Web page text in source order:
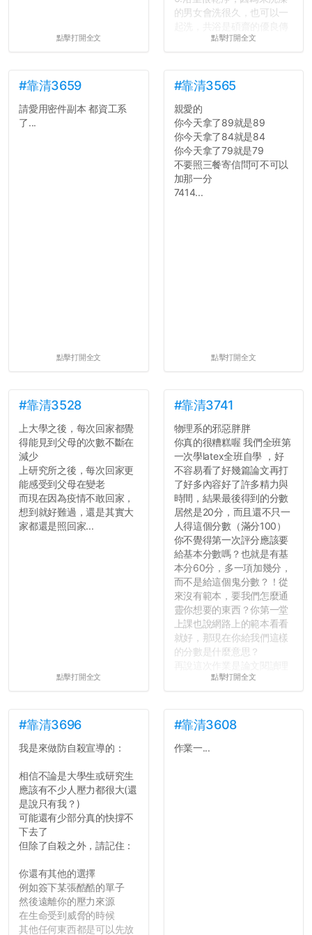
點擊打開全文
的男女會洗很久，也可以一
舍房間，都歡迎留言讓我知
道...
點擊打開全文
#靠清3659
請愛用密件副本 都資工系
了...
點擊打開全文
#靠清3565
親愛的
你今天拿了89就是89
你今天拿了84就是84
你今天拿了79就是79
不要照三餐寄信問可不可以
加那一分
7414...
點擊打開全文
#靠清3528
上大學之後，每次回家都覺
得能見到父母的次數不斷在
減少
上研究所之後，每次回家更
能感受到父母在變老
而現在因為疫情不敢回家，
想到就好難過，還是其實大
家都還是照回家...
點擊打開全文
#靠清3741
物理系的邪惡胖胖
你真的很糟糕喔 我們全班第
一次學latex全班自學 ，好
不容易看了好幾篇論文再打
了好多內容好了許多精力與
時間，結果最後得到的分數
居然是20分，而且還不只一
人得這個分數（滿分100）
你不覺得第一次評分應該要
給基本分數嗎？也就是有基
本分60分，多一項加幾分，
而不是給這個鬼分數？！從
來沒有範本，要我們怎麼通
靈你想要的東西？你第一堂
上課也說網路上的範本看看
就好，那現在你給我們這樣
的分數是什麼意思？
解與評論，既然已經寫下實
對論文的評論10分？！...
點擊打開全文
#靠清3696
我是來做防自殺宣導的：
相信不論是大學生或研究生
應該有不少人壓力都很大(還
是說只有我？)
可能還有少部分真的快撐不
下去了
但除了自殺之外，請記住：
你還有其他的選擇
例如簽下某張酷酷的單子
然後遠離你的壓力來源
在生命受到威脅的時候
其他任何東西都是可以先放
#靠清3608
作業一...